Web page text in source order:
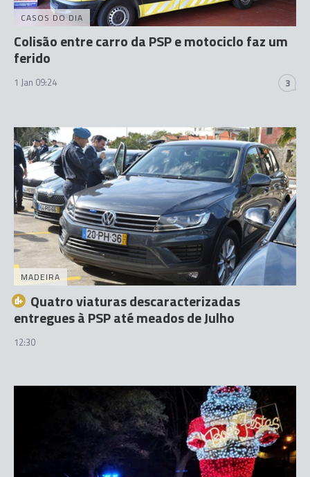
CASOS DO DIA
Colisão entre carro da PSP e motociclo faz um
ferido
1 Jan 09:24 3
MADEIRA
Quatro viaturas descaracterizadas
entregues à PSP até meados de Julho
12:30